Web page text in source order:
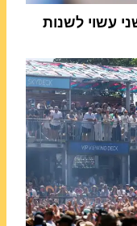
עשוי לשנות